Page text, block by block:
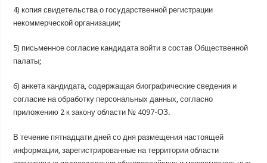
4) копия свидетельства о государственной регистрации
некоммерческой организации;
5) письменное согласие кандидата войти в состав Общественной
палаты;
6) анкета кандидата, содержащая биографические сведения и
согласие на обработку персональных данных, согласно
приложению 2 к закону области № 4097-ОЗ.
В течение пятнадцати дней со дня размещения настоящей
информации, зарегистрированные на территории области